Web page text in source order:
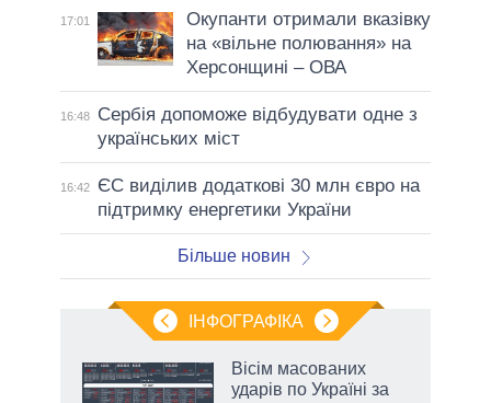
17:01
Окупанти отримали вказівку
на «вільне полювання» на
Херсонщині – ОВА
16:48
Сербія допоможе відбудувати одне з
українських міст
16:42
ЄС виділив додаткові 30 млн євро на
підтримку енергетики України
Більше новин
ІНФОГРАФІКА
Вісім масованих
ударів по Україні за